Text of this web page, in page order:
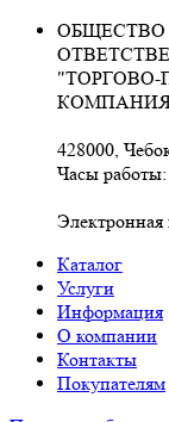
ОБЩЕСТВО
428000,
Часы
Электронная
Каталог
Услуги
Информация
О компании
Контакты
Покупателям